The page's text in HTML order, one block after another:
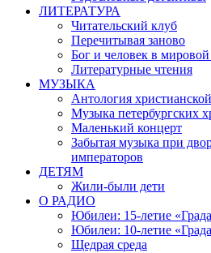
ЛИТЕРАТУРА
Читательский клуб
Перечитывая заново
Бог и человек в мировой
Литературные чтения
МУЗЫКА
Антология
Музыка петербургских
Маленький концерт
Забытая музыка при
императоров
ДЕТЯМ
Жили-были дети
О РАДИО
Юбилеи: 15-летие
Юбилеи: 10-летие
Щедрая среда